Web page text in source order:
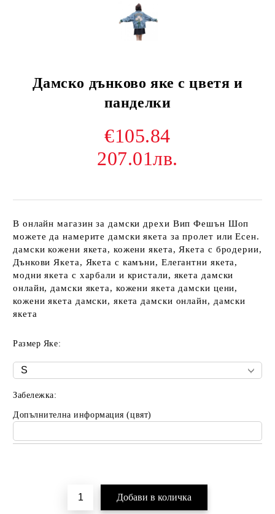
Дамско дънково яке с цветя и
панделки
€105.84
207.01лв.
В онлайн магазин за дамски дрехи Вип Фешън Шоп
можете да намерите дамски якета за пролет или Есен.
дамски кожени якета, кожени якета, Якета с бродерии,
Дънкови Якета, Якета с камъни, Елегантни якета,
модни якета с харбали и кристали, якета дамски
онлайн, дамски якета, кожени якета дамски цени,
кожени якета дамски, якета дамски онлайн, дамски
якета
Размер Яке:
Забележка:
Допълнителна информация (цвят)